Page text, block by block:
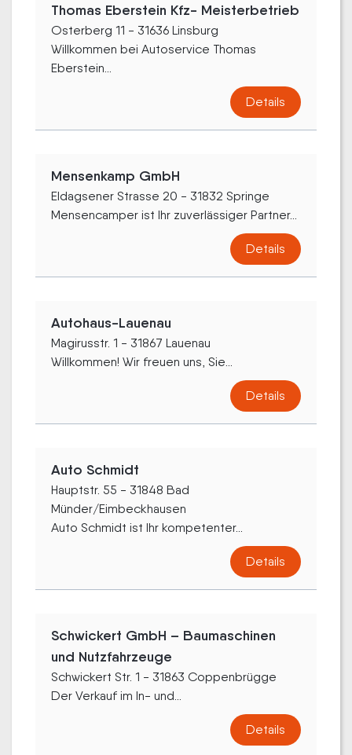
Thomas Eberstein Kfz- Meisterbetrieb
Osterberg 11 - 31636 Linsburg
Willkommen bei Autoservice Thomas
Eberstein...
Details
Mensenkamp GmbH
Eldagsener Strasse 20 - 31832 Springe
Mensencamper ist Ihr zuverlässiger Partner...
Details
Autohaus-Lauenau
Magirusstr. 1 - 31867 Lauenau
Willkommen! Wir freuen uns, Sie...
Details
Auto Schmidt
Hauptstr. 55 - 31848 Bad
Münder/Eimbeckhausen
Auto Schmidt ist Ihr kompetenter...
Details
Schwickert GmbH – Baumaschinen
und Nutzfahrzeuge
Schwickert Str. 1 - 31863 Coppenbrügge
Der Verkauf im In- und...
Details